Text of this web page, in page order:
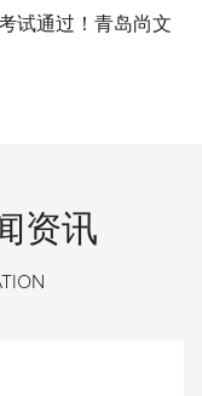
试通过！青岛尚文
资讯